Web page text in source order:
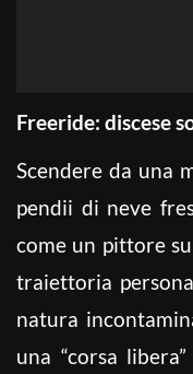
Freeride: discese
Scendere da una
pendii di neve
come un pittore
traiettoria
natura
una “corsa